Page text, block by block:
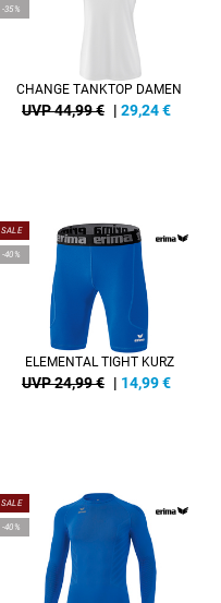
-35%
CHANGE TANKTOP DAMEN
UVP 44,99 € | 29,24€
SALE
-40%
ELEMENTAL TIGHT KURZ
UVP 24,99 € | 14,99€
SALE
-40%